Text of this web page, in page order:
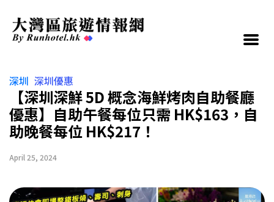
深圳 深圳優惠
【深圳深鮮 5D 概念海鮮烤肉自助餐廳
優惠】自助午餐每位只需 HK$163，自
助晚餐每位 HK$217！
April 25, 2024